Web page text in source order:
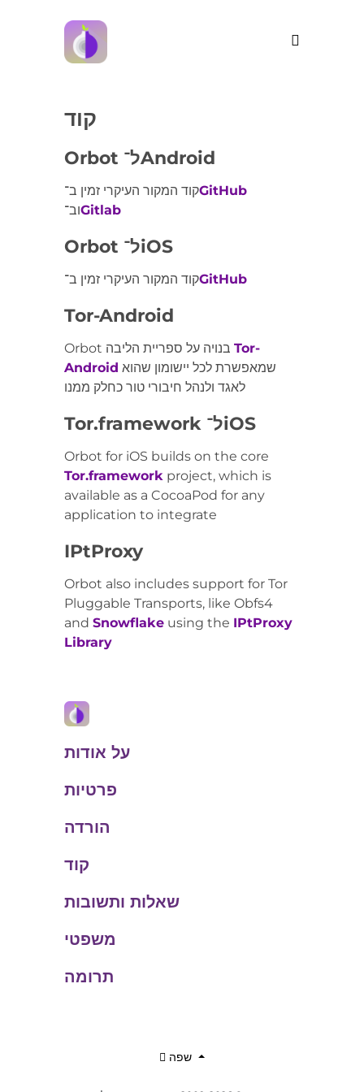
קוד
Orbot ל־Android
קוד המקור העיקרי זמין ב־GitHub
וב־Gitlab
Orbot ל־iOS
קוד המקור העיקרי זמין ב־GitHub
Tor-Android
Tor-
Android
לאגד ולנהל חיבורי טור כחלק ממנו
Tor.framework ל־iOS
Orbot for iOS builds on the core
Tor.framework project, which is
available as a CocoaPod for any
application to integrate
IPtProxy
Orbot also includes support for Tor
Pluggable Transports, like Obfs4
and Snowflake using the IPtProxy
Library
על אודות
פרטיות
הורדה
קוד
שאלות ותשובות
משפטי
תרומה